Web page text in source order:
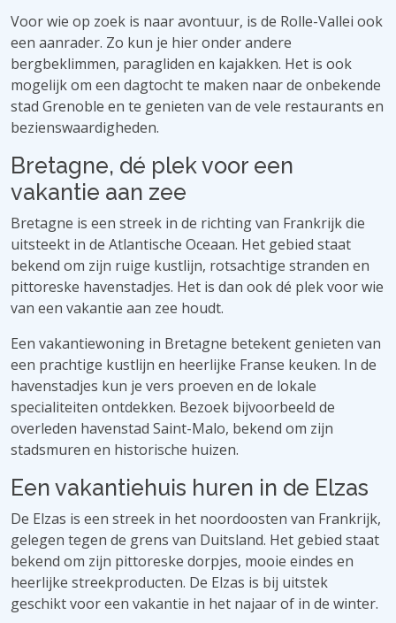
Voor wie op zoek is naar avontuur, is de Rolle-Vallei ook
een aanrader. Zo kun je hier onder andere
bergbeklimmen, paragliden en kajakken. Het is ook
mogelijk om een ​​dagtocht te maken naar de onbekende
stad Grenoble en te genieten van de vele restaurants en
bezienswaardigheden.
Bretagne, dé plek voor een
vakantie aan zee
Bretagne is een streek in de richting van Frankrijk die
uitsteekt in de Atlantische Oceaan. Het gebied staat
bekend om zijn ruige kustlijn, rotsachtige stranden en
pittoreske havenstadjes. Het is dan ook dé plek voor wie
van een vakantie aan zee houdt.
Een vakantiewoning in Bretagne betekent genieten van
een prachtige kustlijn en heerlijke Franse keuken. In de
havenstadjes kun je vers proeven en de lokale
specialiteiten ontdekken. Bezoek bijvoorbeeld de
overleden havenstad Saint-Malo, bekend om zijn
stadsmuren en historische huizen.
Een vakantiehuis huren in de Elzas
De Elzas is een streek in het noordoosten van Frankrijk,
gelegen tegen de grens van Duitsland. Het gebied staat
bekend om zijn pittoreske dorpjes, mooie eindes en
heerlijke streekproducten. De Elzas is bij uitstek
geschikt voor een vakantie in het najaar of in de winter.